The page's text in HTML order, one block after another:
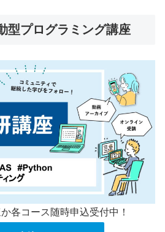
型プログラミング講座
各コース随時申込受付中！